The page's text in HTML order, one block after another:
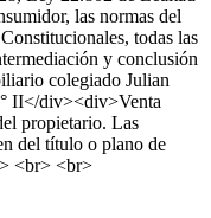
las normas del
todas las
y conclusión
colegiado Julian
II</div><div>Venta
propietario. Las
del título o plano de
<br> <br>